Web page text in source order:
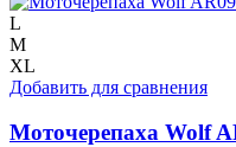
L
M
XL
Добавить для сравнения
Моточерепаха Wolf